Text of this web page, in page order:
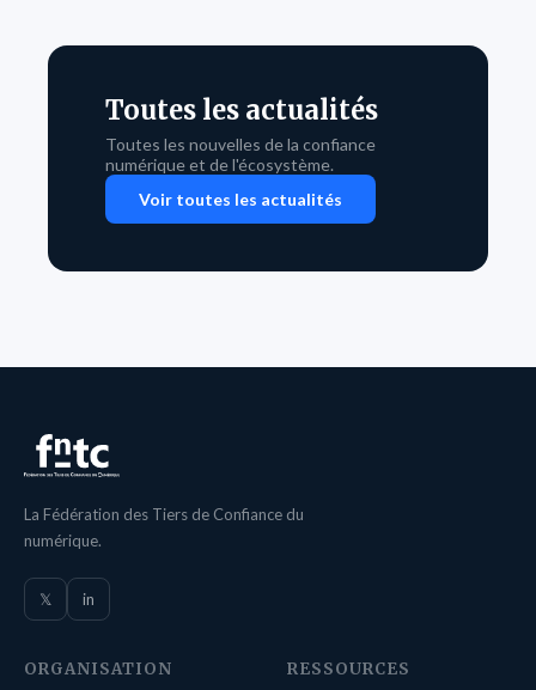
Toutes les actualités
Toutes les nouvelles de la confiance
numérique et de l'écosystème.
Voir toutes les actualités
La Fédération des Tiers de Confiance du
numérique.
𝕏 in
ORGANISATION RESSOURCES